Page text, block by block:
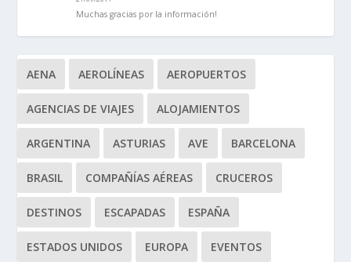
Muchas gracias por la información!
AENA AEROLÍNEAS AEROPUERTOS
AGENCIAS DE VIAJES ALOJAMIENTOS
ARGENTINA ASTURIAS AVE BARCELONA
BRASIL COMPAÑÍAS AÉREAS CRUCEROS
DESTINOS ESCAPADAS ESPAÑA
ESTADOS UNIDOS EUROPA EVENTOS